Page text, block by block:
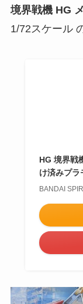
境界戦機 HG
1/72スケール
HG 境界戦
け済みプラ
BANDAI